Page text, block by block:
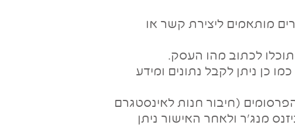
מותאמים ליצירת קשר או
כן ניתן לקבל נתונים ומידע
(חיבור חנות לאינסטגרם
מנג'ר ולאחר האישור ניתן